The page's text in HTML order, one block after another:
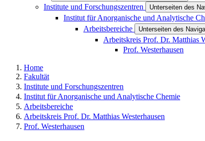
Institute und Forschungszentren Unterseiten des
Institut für Anorganische und Analytische
Arbeitsbereiche Unterseiten des
Arbeitskreis Prof. Dr. Matthias
Prof. Westerhausen
Home
Fakultät
Institute und Forschungszentren
Institut für Anorganische und Analytische Chemie
Arbeitsbereiche
Arbeitskreis Prof. Dr. Matthias Westerhausen
Prof. Westerhausen